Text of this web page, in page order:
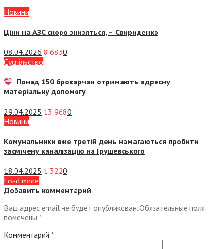
Новини
Ціни на АЗС скоро знизяться, – Свириденко
08.04.2026 8 6830
Суспiльство
Понад 150 броварчан отримають адресну
матеріальну допомогу
29.04.2025 13 9680
Новини
Комунальники вже третій день намагаються пробити
засмічену каналізацію на Грушевського
18.04.2025 1 3220
Load more
Добавить комментарий
Ваш адрес email не будет опубликован. Обязательные поля
помечены *
Комментарий *